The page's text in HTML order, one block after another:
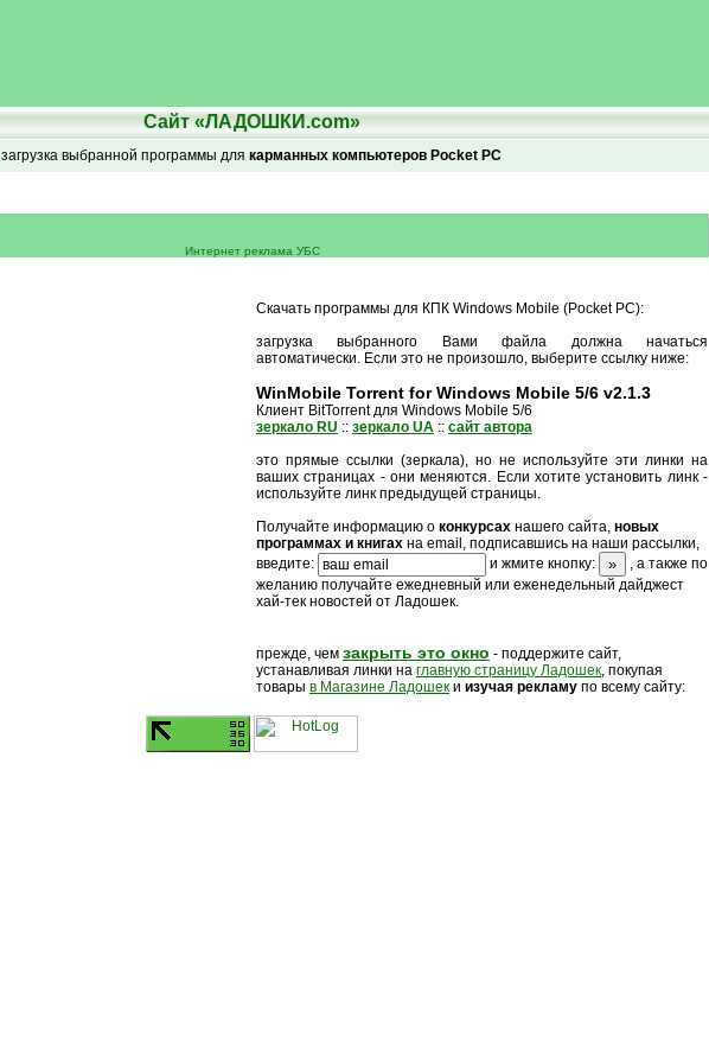
Сайт «ЛАДОШКИ.com»
загрузка выбранной программы для карманных компьютеров Pocket PC
Интернет реклама УБС
Скачать программы для КПК Windows Mobile (Pocket PC):
загрузка выбранного Вами файла должна начаться
автоматически. Если это не произошло, выберите ссылку ниже:
WinMobile Torrent for Windows Mobile 5/6 v2.1.3
Клиент BitTorrent для Windows Mobile 5/6
зеркало RU :: зеркало UA :: сайт автора
это прямые ссылки (зеркала), но не используйте эти линки на
ваших страницах - они меняются. Если хотите установить линк -
используйте линк предыдущей страницы.
Получайте информацию о конкурсах нашего сайта, новых
программах и книгах на email, подписавшись на наши рассылки,
введите:
и жмите кнопку:
, а также по
желанию получайте ежедневный или еженедельный дайджест
хай-тек новостей от Ладошек.
прежде, чем закрыть это окно - поддержите сайт,
устанавливая линки на главную страницу Ладошек, покупая
товары в Магазине Ладошек и изучая рекламу по всему сайту: